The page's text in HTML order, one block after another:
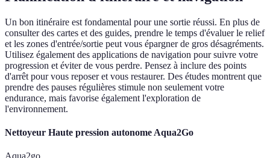
Un bon itinéraire est fondamental pour une sortie réussi. En plus de
consulter des cartes et des guides, prendre le temps d'évaluer le relief
et les zones d'entrée/sortie peut vous épargner de gros désagréments.
Utilisez également des applications de navigation pour suivre votre
progression et éviter de vous perdre. Pensez à inclure des points
d'arrêt pour vous reposer et vous restaurer. Des études montrent que
prendre des pauses régulières stimule non seulement votre
endurance, mais favorise également l'exploration de
l'environnement.
Nettoyeur Haute pression autonome Aqua2Go